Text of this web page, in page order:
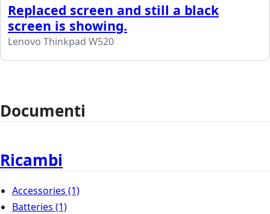
Replaced screen and still a black
screen is showing.
Lenovo Thinkpad W520
Documenti
Ricambi
Accessories (1)
Batteries (1)